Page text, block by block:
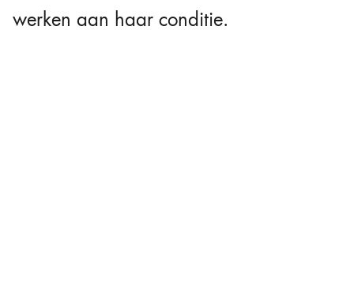
werken aan haar conditie.